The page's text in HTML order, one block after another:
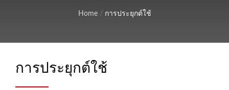
Home / การประยุกต์ใช้
การประยุกต์ใช้